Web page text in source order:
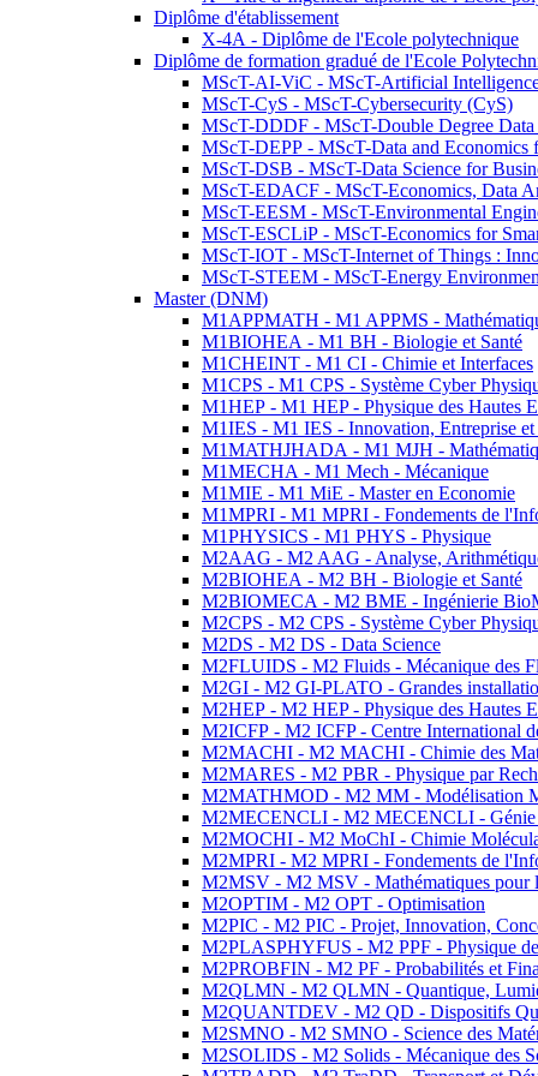
Diplôme d'établissement
X-4A - Diplôme de l'Ecole polytechnique
Diplôme de formation gradué de l'Ecole
MScT-AI-ViC - MScT-Artificial
MScT-CyS - MScT-Cybersecurity (CyS)
MScT-DDDF - MScT-Double Degree
MScT-DEPP - MScT-Data and
MScT-DSB - MScT-Data Science for
MScT-EDACF - MScT-Economics, Data
MScT-EESM - MScT-Environmental
MScT-ESCLiP - MScT-Economics for
MScT-IOT - MScT-Internet of Things :
MScT-STEEM - MScT-Energy
Master (DNM)
M1APPMATH - M1 APPMS -
M1BIOHEA - M1 BH - Biologie et Santé
M1CHEINT - M1 CI - Chimie et Interfaces
M1CPS - M1 CPS - Système Cyber
M1HEP - M1 HEP - Physique des Hautes
M1IES - M1 IES - Innovation, Entreprise et
M1MATHJHADA - M1 MJH -
M1MECHA - M1 Mech - Mécanique
M1MIE - M1 MiE - Master en Economie
M1MPRI - M1 MPRI - Fondements de
M1PHYSICS - M1 PHYS - Physique
M2AAG - M2 AAG - Analyse,
M2BIOHEA - M2 BH - Biologie et Santé
M2BIOMECA - M2 BME - Ingénierie
M2CPS - M2 CPS - Système Cyber
M2DS - M2 DS - Data Science
M2FLUIDS - M2 Fluids - Mécanique des
M2GI - M2 GI-PLATO - Grandes
M2HEP - M2 HEP - Physique des Hautes
M2ICFP - M2 ICFP - Centre International
M2MACHI - M2 MACHI - Chimie des
M2MARES - M2 PBR - Physique par
M2MATHMOD - M2 MM - Modélisation
M2MECENCLI - M2 MECENCLI - Génie
M2MOCHI - M2 MoChI - Chimie
M2MPRI - M2 MPRI - Fondements de
M2MSV - M2 MSV - Mathématiques pour
M2OPTIM - M2 OPT - Optimisation
M2PIC - M2 PIC - Projet, Innovation,
M2PLASPHYFUS - M2 PPF - Physique
M2PROBFIN - M2 PF - Probabilités et
M2QLMN - M2 QLMN - Quantique,
M2QUANTDEV - M2 QD - Dispositifs
M2SMNO - M2 SMNO - Science des
M2SOLIDS - M2 Solids - Mécanique des